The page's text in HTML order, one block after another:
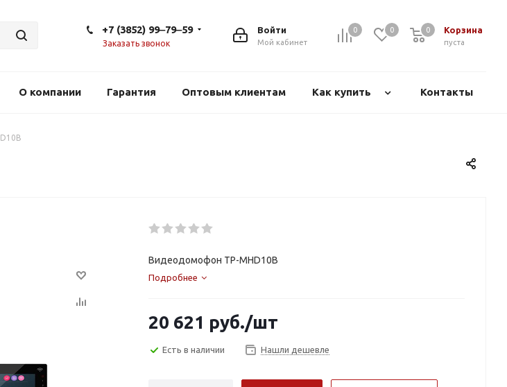
0 0 Корзина
пуста
0
Войти
Мой кабинет
+7 (3852) 99‒79‒59
Заказать звонок
О компании Гарантия Оптовым клиентам Как купить Контакты
Видеодомофон TP-MHD10B
Подробнее
20 621 руб./шт
Есть в наличии Нашли дешевле